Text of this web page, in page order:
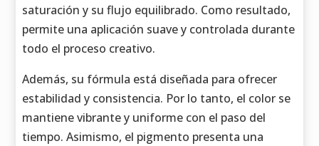
saturación y su flujo equilibrado. Como resultado,
permite una aplicación suave y controlada durante
todo el proceso creativo.
Además, su fórmula está diseñada para ofrecer
estabilidad y consistencia. Por lo tanto, el color se
mantiene vibrante y uniforme con el paso del
tiempo. Asimismo, el pigmento presenta una